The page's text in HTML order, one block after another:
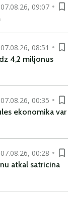
07.08.26, 09:07
07.08.26, 08:51
4,2 miljonus
07.08.26, 00:35
ekonomika var
07.08.26, 00:28
atkal satricina